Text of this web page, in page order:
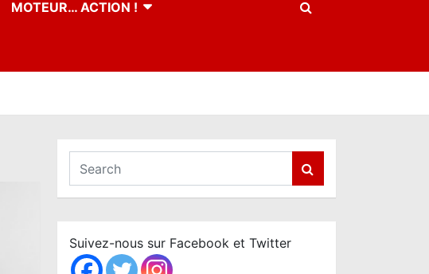
MOTEUR… ACTION !
a
c
h
Suivez-nous sur Facebook et Twitter